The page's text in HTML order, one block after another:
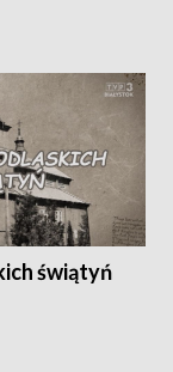
świątyń